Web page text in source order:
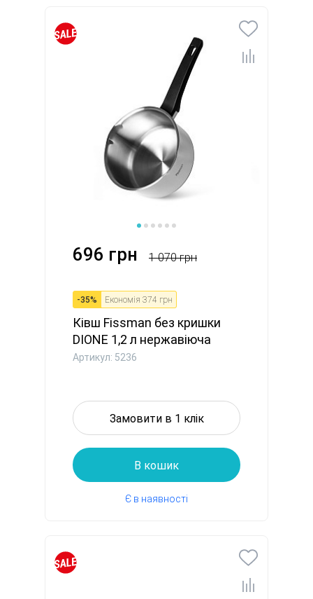
696 грн 1 070 грн
-35% Економія 374 грн
Ківш Fissman без кришки
DIONE 1,2 л нержавіюча
ста...
Артикул: 5236
Замовити в 1 клік
В кошик
Є в наявності